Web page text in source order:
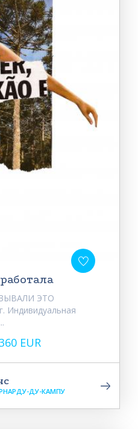
ЭТО
Индивидуальная
EUR
ДУ-КАМПУ